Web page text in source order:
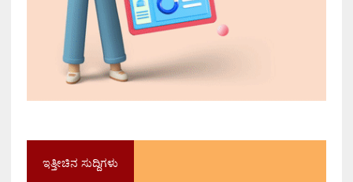
ಇತ್ತೀಚಿನ ಸುದ್ದಿಗಳು